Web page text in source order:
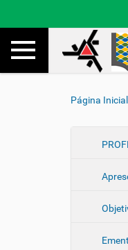
Toggle navigation
V
Página Inicial